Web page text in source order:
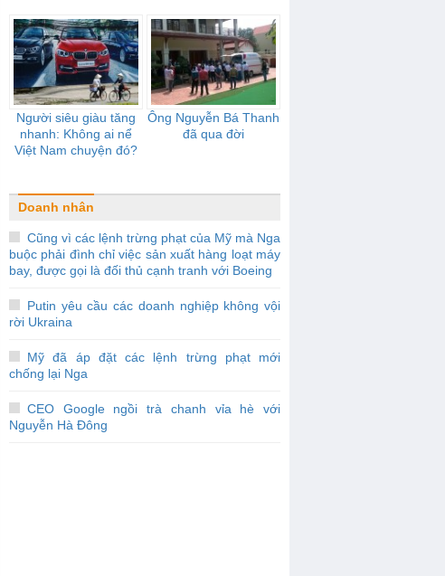
Người siêu giàu tăng
nhanh: Không ai nể
Việt Nam chuyện đó?
Ông Nguyễn Bá Thanh
đã qua đời
Doanh nhân
Cũng vì các lệnh trừng phạt của Mỹ mà Nga
buộc phải đình chỉ việc sản xuất hàng loạt máy
bay, được gọi là đối thủ cạnh tranh với Boeing
Putin yêu cầu các doanh nghiệp không vội
rời Ukraina
Mỹ đã áp đặt các lệnh trừng phạt mới
chống lại Nga
CEO Google ngồi trà chanh vỉa hè với
Nguyễn Hà Đông